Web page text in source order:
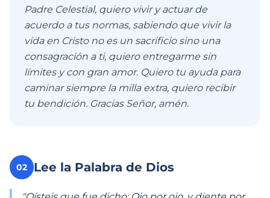
Padre Celestial, quiero vivir y actuar de
acuerdo a tus normas, sabiendo que vivir la
vida en Cristo no es un sacrificio sino una
consagración a ti, quiero entregarme sin
límites y con gran amor. Quiero tu ayuda para
caminar siempre la milla extra, quiero recibir
tu bendición. Gracias Señor, amén.
02 Lee la Palabra de Dios